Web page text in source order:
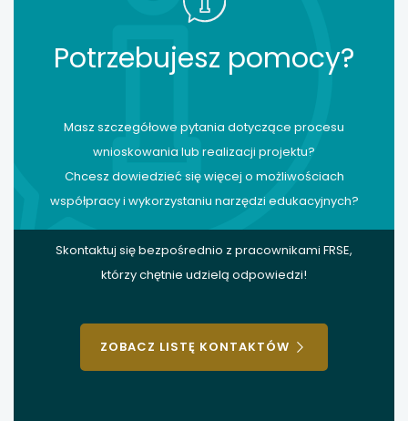
Potrzebujesz pomocy?
Masz szczegółowe pytania dotyczące procesu
wnioskowania lub realizacji projektu?
Chcesz dowiedzieć się więcej o możliwościach
współpracy i wykorzystaniu narzędzi edukacyjnych?
Skontaktuj się bezpośrednio z pracownikami FRSE,
którzy chętnie udzielą odpowiedzi!
ZOBACZ LISTĘ KONTAKTÓW